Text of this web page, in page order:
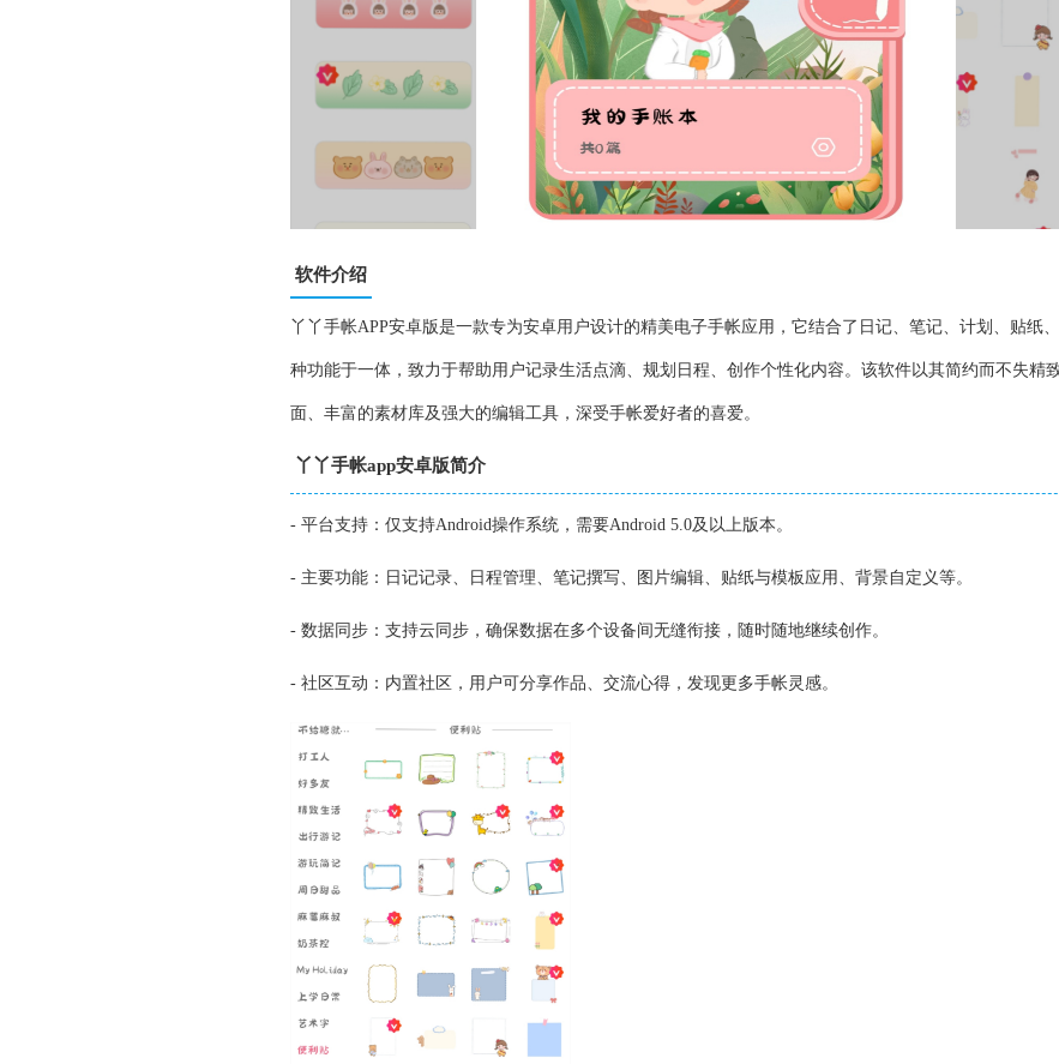
软件介绍
丫丫手帐APP安卓版是一款专为安卓用户设计的精美电子手帐应用，它结合了日记、笔记、计划、贴纸
种功能于一体，致力于帮助用户记录生活点滴、规划日程、创作个性化内容。该软件以其简约而不失精
面、丰富的素材库及强大的编辑工具，深受手帐爱好者的喜爱。
丫丫手帐app安卓版简介
- 平台支持：仅支持Android操作系统，需要Android 5.0及以上版本。
- 主要功能：日记记录、日程管理、笔记撰写、图片编辑、贴纸与模板应用、背景自定义等。
- 数据同步：支持云同步，确保数据在多个设备间无缝衔接，随时随地继续创作。
- 社区互动：内置社区，用户可分享作品、交流心得，发现更多手帐灵感。